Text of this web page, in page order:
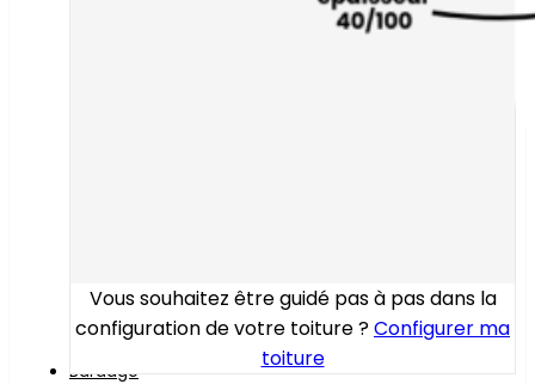
Vous souhaitez être guidé pas à pas dans la
configuration de votre toiture ?Configurer ma
toiture
Bardage